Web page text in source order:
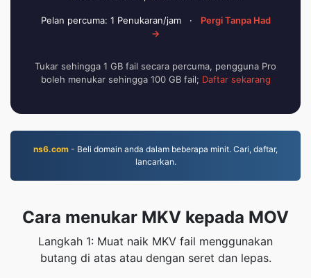
Pelan percuma: 1 Penukaran/jam ·
Pergi Tanpa Had
→
Tukar sehingga 1 GB fail secara percuma, pengguna Pro
boleh menukar sehingga 100 GB fail; Daftar sekarang
ns6.com - Beli domain anda dalam beberapa minit. Cari, daftar,
lancarkan.
Cara menukar MKV kepada MOV
Langkah 1: Muat naik MKV fail menggunakan
butang di atas atau dengan seret dan lepas.